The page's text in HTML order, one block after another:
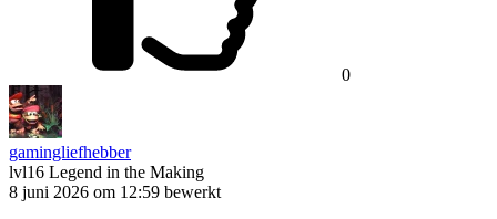
0
gamingliefhebber
lvl16 Legend in the Making
8 juni 2026 om 12:59 bewerkt